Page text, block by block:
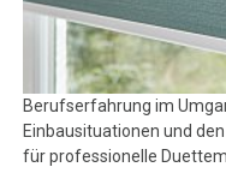
Berufserfahrung im
Einbausituationen und
für professionelle